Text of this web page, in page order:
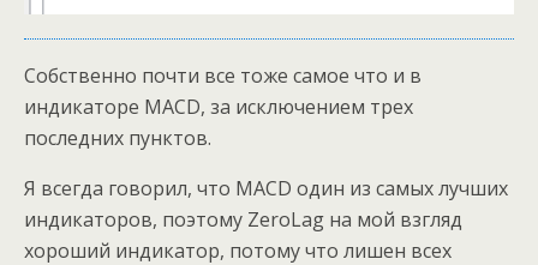
Собственно почти все тоже самое что и в
индикаторе MACD, за исключением трех
последних пунктов.
Я всегда говорил, что MACD один из самых лучших
индикаторов, поэтому ZeroLag на мой взгляд
хороший индикатор, потому что лишен всех